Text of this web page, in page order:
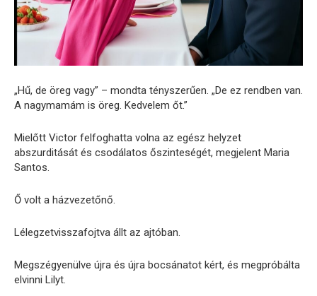
„Hű, de öreg vagy” – mondta tényszerűen. „De ez rendben van.
A nagymamám is öreg. Kedvelem őt.”
Mielőtt Victor felfoghatta volna az egész helyzet
abszurditását és csodálatos őszinteségét, megjelent Maria
Santos.
Ő volt a házvezetőnő.
Lélegzetvisszafojtva állt az ajtóban.
Megszégyenülve újra és újra bocsánatot kért, és megpróbálta
elvinni Lilyt.